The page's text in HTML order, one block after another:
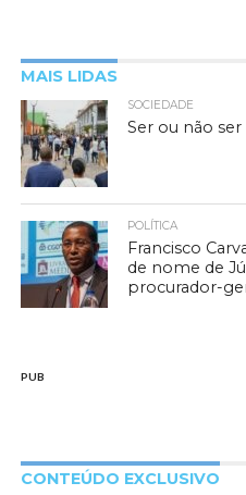
MAIS LIDAS
SOCIEDADE
Ser ou não
POLÍTICA
Francisco
de nome de
procurador-
PUB
CONTEÚDO EXCLUSIVO